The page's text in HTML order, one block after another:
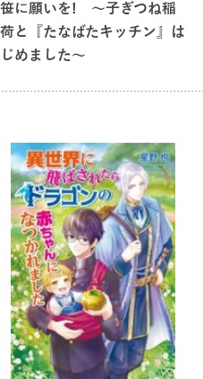
笹に願いを! ～子ぎつね稲
荷と『たなばたキッチン』は
じめました～